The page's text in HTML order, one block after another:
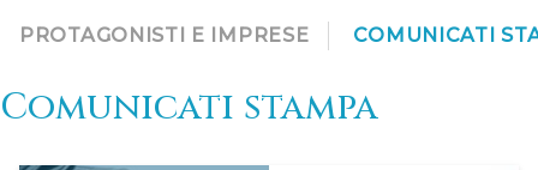
PROTAGONISTI E IMPRESE COMUNICATI
Comunicati stampa